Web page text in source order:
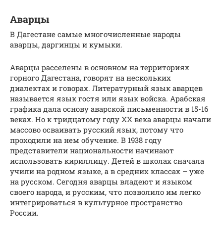
Аварцы
В Дагестане самые многочисленные народы
аварцы, даргинцы и кумыки.
Аварцы расселены в основном на территориях
горного Дагестана, говорят на нескольких
диалектах и говорах. Литературный язык аварцев
называется язык гостя или язык войска. Арабская
графика дала основу аварской письменности в 15-16
веках. Но к тридцатому году ХХ века аварцы начали
массово осваивать русский язык, потому что
проходили на нем обучение. В 1938 году
представители национальности начинают
использовать кириллицу. Детей в школах сначала
учили на родном языке, а в средних классах – уже
на русском. Сегодня аварцы владеют и языком
своего народа, и русским, что позволило им легко
интегрироваться в культурное пространство
России.